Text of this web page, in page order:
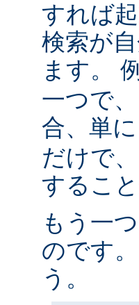
すれば
検索が
ます。
一つで
合、単に
だけで
するこ
もう一
のです
う。